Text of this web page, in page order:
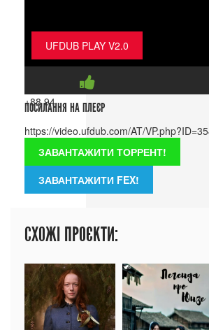
UFDUB PLAY V2.0
+88 94
ПОСИЛАННЯ НА ПЛЕЄР
ЗАВАНТАЖИТИ ТОРРЕНТ!
ЗАВАНТАЖИТИ FEX!
СХОЖІ ПРОЄКТИ: